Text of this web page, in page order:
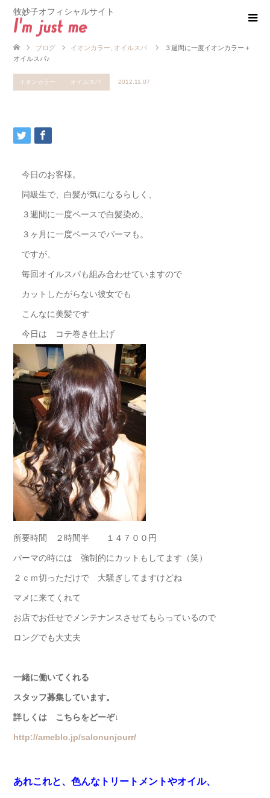
牧妙子オフィシャルサイト
ブログ イオンカラー オイルスパ
３週間に一度イオンカラー＋
オイルスパ♪
イオンカラー オイルスパ 2012.11.07
今日のお客様。
同級生で、白髪が気になるらしく、
３週間に一度ペースで白髪染め。
３ヶ月に一度ペースでパーマも。
ですが、
毎回オイルスパも組み合わせていますので
カットしたがらない彼女でも
こんなに美髪です
今日は コテ巻き仕上げ
所要時間 ２時間半 １４７００円
パーマの時には 強制的にカットもしてます（笑）
２ｃｍ切っただけで 大騒ぎしてますけどね
マメに来てくれて
お店でお任せでメンテナンスさせてもらっているので
ロングでも大丈夫
一緒に働いてくれる
スタッフ募集しています。
詳しくは こちらをどーぞ↓
http://ameblo.jp/salonunjourr/
あれこれと、色んなトリートメントやオイル、